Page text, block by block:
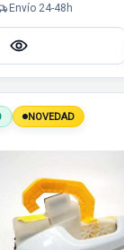
Envío 24-48h
NOVEDAD